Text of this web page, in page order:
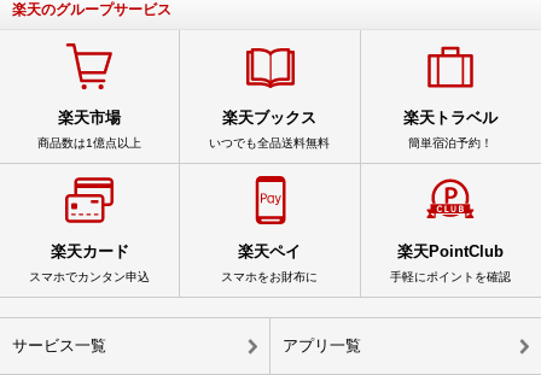
楽天のグループサービス
楽天市場
商品数は1億点以上
楽天ブックス
いつでも全品送料無料
楽天トラベル
簡単宿泊予約！
楽天カード
スマホでカンタン申込
楽天ペイ
スマホをお財布に
楽天PointClub
手軽にポイントを確認
サービス一覧 アプリ一覧